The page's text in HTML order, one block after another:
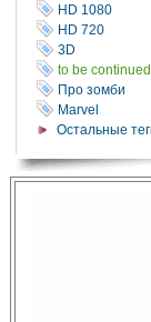
HD 1080
HD 720
3D
to be
Про зомби
Marvel
Остальные